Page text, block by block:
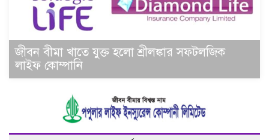
জীবন বীমা খাতে যুক্ত হলো শ্রীলঙ্কার সফটলজিক
লাইফ কোম্পানি